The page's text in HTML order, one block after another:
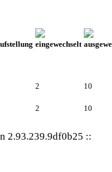
2 10
2 10
2.93.239.9df0b25 ::